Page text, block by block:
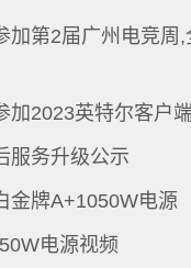
加第2届广州电竞周,
加2023英特尔客户
服务升级公示
金牌A+1050W电源
电源视频